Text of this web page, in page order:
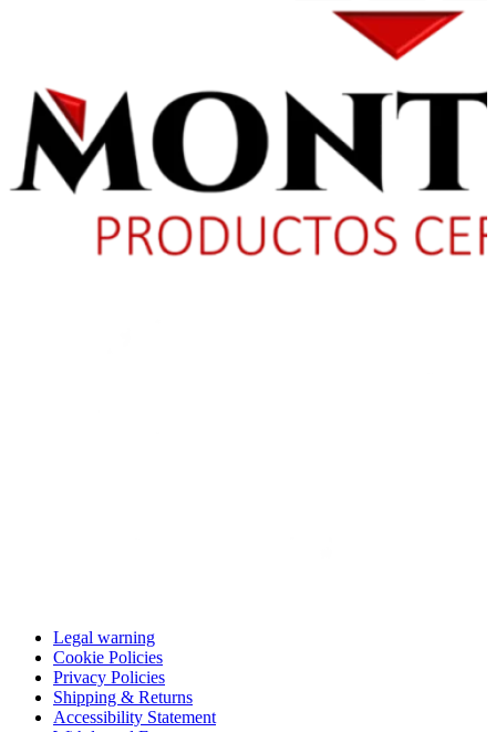
Legal warning
Cookie Policies
Privacy Policies
Shipping & Returns
Accessibility Statement